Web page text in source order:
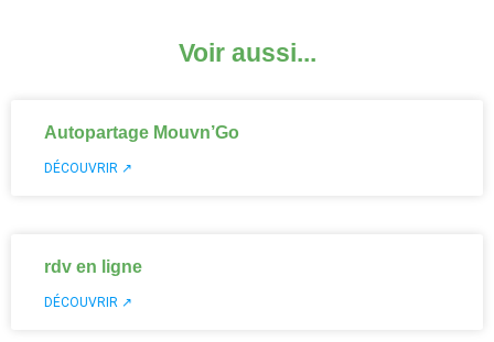
Voir aussi...
Autopartage Mouvn’Go
DÉCOUVRIR ↗
rdv en ligne
DÉCOUVRIR ↗